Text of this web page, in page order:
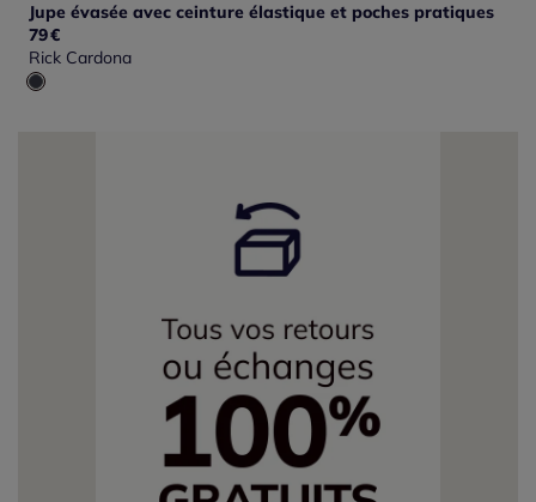
Jupe évasée avec ceinture élastique et poches pratiques
79€
Rick Cardona